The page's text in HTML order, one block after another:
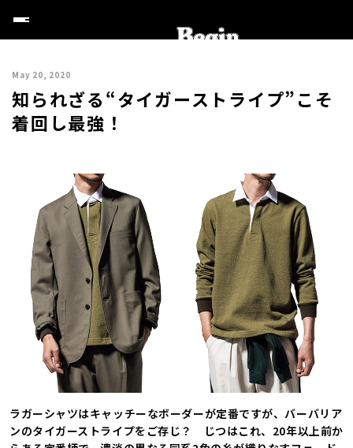
May 20, 2020
知られざる“タイガーストライプ”こそ
着回し最強！
ラガーシャツはキャッチーなボーダーが定番ですが、バーバリア
ンのタイガーストライプをご存じ？ じつはこれ、20年以上前か